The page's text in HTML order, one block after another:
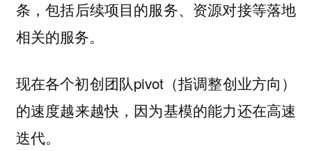
条，包括后续项目的服务、资源对接等落地
相关的服务。
现在各个初创团队pivot（指调整创业方向）
的速度越来越快，因为基模的能力还在高速
迭代。